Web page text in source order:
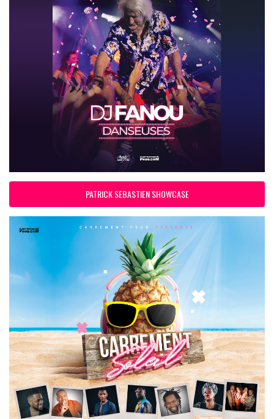
PATRICK SEBASTIEN SHOWCASE